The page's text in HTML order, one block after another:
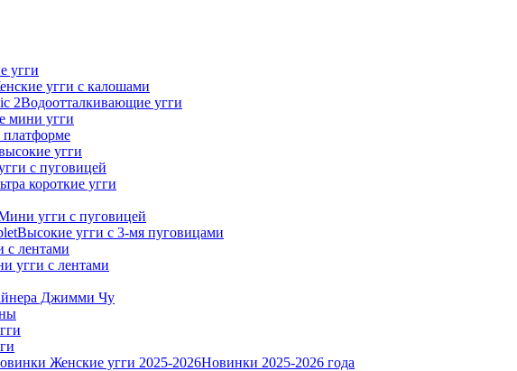
угги
угги с калошами
2Водоотталкивающие угги
мини угги
платформе
угги
с пуговицей
короткие угги
угги с пуговицей
Высокие угги с 3-мя пуговицами
с лентами
угги с лентами
Джимми Чу
Женские угги 2025-2026Новинки 2025-2026 года